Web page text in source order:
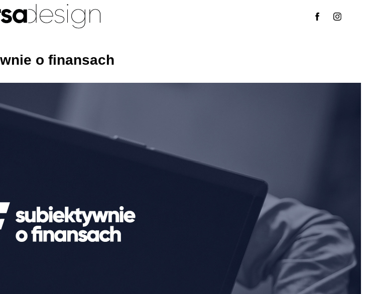
o finansach